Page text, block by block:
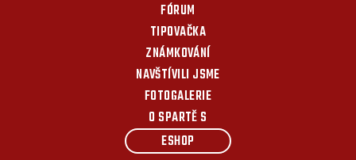
FÓRUM
TIPOVAČKA
ZNÁMKOVÁNÍ
NAVŠTÍVILI JSME
FOTOGALERIE
O SPARTĚ S
ESHOP